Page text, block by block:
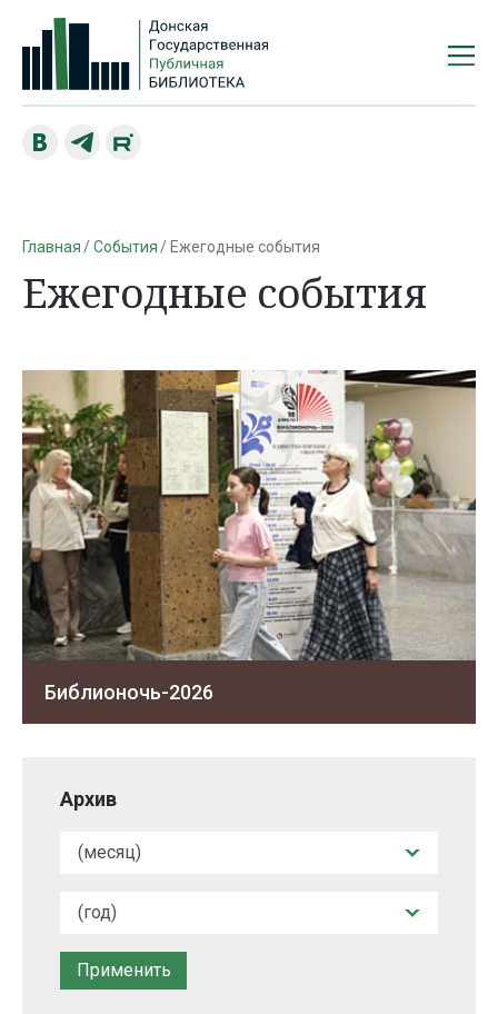
Главная События Ежегодные события
Ежегодные события
Библионочь-2026
Архив